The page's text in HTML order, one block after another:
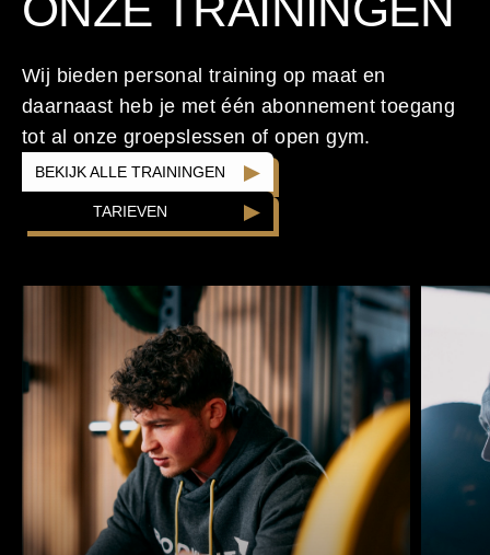
Wij bieden personal training op maat en
daarnaast heb je met één abonnement toegang
tot al onze groepslessen of open gym.
BEKIJK ALLE TRAININGEN
TARIEVEN